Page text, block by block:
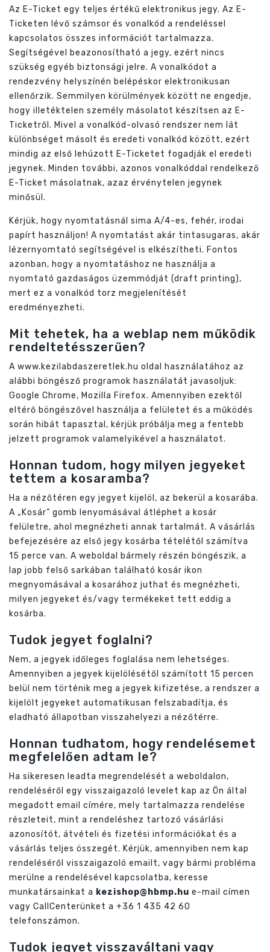
Az E-Ticket egy teljes értékű elektronikus jegy. Az E-
Ticketen lévő számsor és vonalkód a rendeléssel
kapcsolatos összes információt tartalmazza.
Segítségével beazonosítható a jegy, ezért nincs
szükség egyéb biztonsági jelre. A vonalkódot a
rendezvény helyszínén belépéskor elektronikusan
ellenőrzik. Semmilyen körülmények között ne engedje,
hogy illetéktelen személy másolatot készítsen az E-
Ticketről. Mivel a vonalkód-olvasó rendszer nem lát
különbséget másolt és eredeti vonalkód között, ezért
mindig az első lehúzott E-Ticketet fogadják el eredeti
jegynek. Minden további, azonos vonalkóddal rendelkező
E-Ticket másolatnak, azaz érvénytelen jegynek
minősül.
Kérjük, hogy nyomtatásnál sima A/4-es, fehér, irodai
papírt használjon! A nyomtatást akár tintasugaras, akár
lézernyomtató segítségével is elkészítheti. Fontos
azonban, hogy a nyomtatáshoz ne használja a
nyomtató gazdaságos üzemmódját (draft printing),
mert ez a vonalkód torz megjelenítését
eredményezheti.
Mit tehetek, ha a weblap nem működik
rendeltetésszerűen?
A www.kezilabdaszeretlek.hu oldal használatához az
alábbi böngésző programok használatát javasoljuk:
Google Chrome, Mozilla Firefox. Amennyiben ezektől
eltérő böngészővel használja a felületet és a működés
során hibát tapasztal, kérjük próbálja meg a fentebb
jelzett programok valamelyikével a használatot.
Honnan tudom, hogy milyen jegyeket
tettem a kosaramba?
Ha a nézőtéren egy jegyet kijelöl, az bekerül a kosarába.
A „Kosár” gomb lenyomásával átléphet a kosár
felületre, ahol megnézheti annak tartalmát. A vásárlás
befejezésére az első jegy kosárba tételétől számítva
15 perce van. A weboldal bármely részén böngészik, a
lap jobb felső sarkában található kosár ikon
megnyomásával a kosarához juthat és megnézheti,
milyen jegyeket és/vagy termékeket tett eddig a
kosárba.
Tudok jegyet foglalni?
Nem, a jegyek időleges foglalása nem lehetséges.
Amennyiben a jegyek kijelölésétől számított 15 percen
belül nem történik meg a jegyek kifizetése, a rendszer a
kijelölt jegyeket automatikusan felszabadítja, és
eladható állapotban visszahelyezi a nézőtérre.
Honnan tudhatom, hogy rendelésemet
megfelelően adtam le?
Ha sikeresen leadta megrendelését a weboldalon,
rendeléséről egy visszaigazoló levelet kap az Ön által
megadott email címére, mely tartalmazza rendelése
részleteit, mint a rendeléshez tartozó vásárlási
azonosítót, átvételi és fizetési információkat és a
vásárlás teljes összegét. Kérjük, amennyiben nem kap
rendeléséről visszaigazoló emailt, vagy bármi probléma
merülne a rendelésével kapcsolatba, keresse
munkatársainkat a kezishop@hbmp.hu e-mail címen
vagy CallCenterünket a +36 1 435 42 60
telefonszámon.
Tudok jegyet visszaváltani vagy